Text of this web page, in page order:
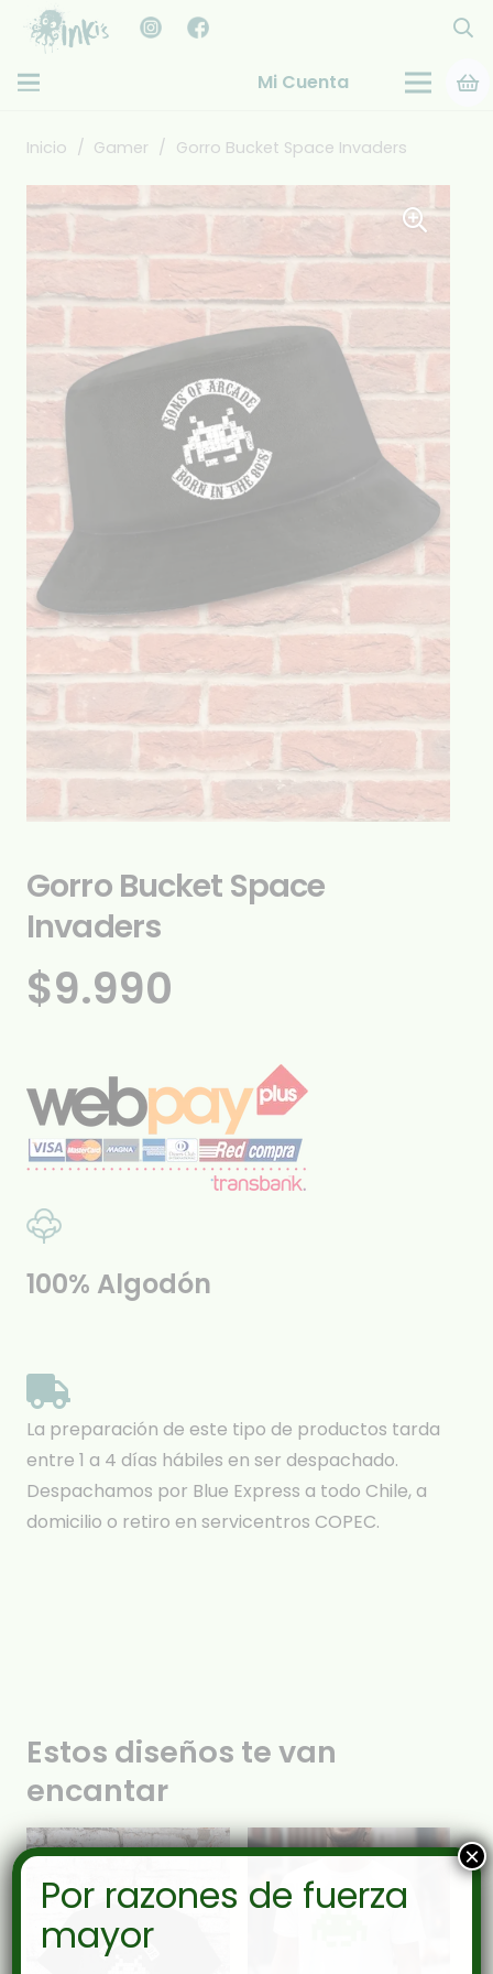
Mi Cuenta
Inicio / Gamer / Gorro Bucket Space Invaders
Gorro Bucket Space
Invaders
$9.990
100% Algodón
La preparación de este tipo de productos tarda
entre 1 a 4 días hábiles en ser despachado.
Despachamos por Blue Express a todo Chile, a
domicilio o retiro en servicentros COPEC.
Estos diseños te van
encantar
Por razones de fuerza
mayor
×